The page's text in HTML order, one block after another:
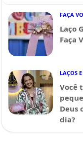
FAÇA
Laço
Faça
LAÇOS
Você
Deus
dia?